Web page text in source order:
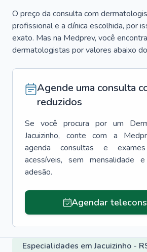
O preço da consulta com
profissional e a clínica escolhida, por
exato. Mas na Medprev, você
dermatologistas por valores abaixo
Agende uma consulta
reduzidos
Se você procura por um
Jacuizinho, conte com a
agenda consultas e
acessíveis, sem mensalidade
adesão.
Agendar
Especialidades em Jacuizinho -